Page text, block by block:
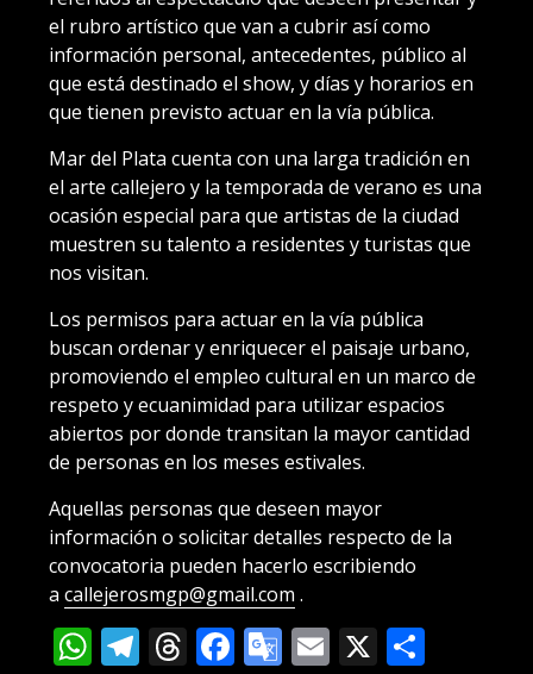
el rubro artístico que van a cubrir así como
información personal, antecedentes, público al
que está destinado el show, y días y horarios en
que tienen previsto actuar en la vía pública.
Mar del Plata cuenta con una larga tradición en
el arte callejero y la temporada de verano es una
ocasión especial para que artistas de la ciudad
muestren su talento a residentes y turistas que
nos visitan.
Los permisos para actuar en la vía pública
buscan ordenar y enriquecer el paisaje urbano,
promoviendo el empleo cultural en un marco de
respeto y ecuanimidad para utilizar espacios
abiertos por donde transitan la mayor cantidad
de personas en los meses estivales.
Aquellas personas que deseen mayor
información o solicitar detalles respecto de la
convocatoria pueden hacerlo escribiendo
a callejerosmgp@gmail.com .
WhatsApp
Telegram
Threads
Facebook
Google
Email
X